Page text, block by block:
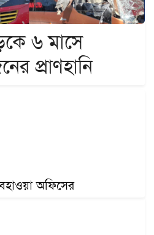
৬ মাসে
প্রাণহানি
অফিসের